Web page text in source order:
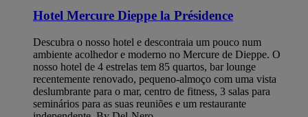
Hotel Mercure Dieppe la Présidence
Descubra o nosso hotel e descontraia um pouco num
ambiente acolhedor e moderno no Mercure de Dieppe. O
nosso hotel de 4 estrelas tem 85 quartos, bar lounge
recentemente renovado, pequeno-almoço com uma vista
deslumbrante para o mar, centro de fitness, 3 salas para
seminários para as suas reuniões e um restaurante